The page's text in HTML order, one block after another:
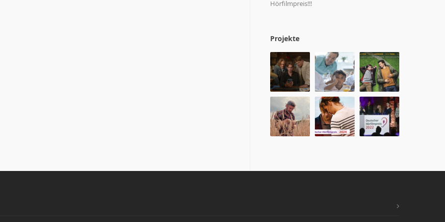
Hörfilmpreis!!!
Projekte